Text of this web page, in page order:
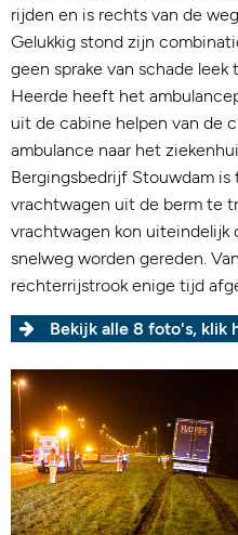
rijden en is rechts van de
Gelukkig stond zijn
geen sprake van schade leek
Heerde heeft het
uit de cabine helpen van de
ambulance naar het
Bergingsbedrijf Stouwdam is
vrachtwagen uit de berm te
vrachtwagen kon uiteindelijk
snelweg worden gereden.
rechterrijstrook enige tijd
Bekijk alle 8 foto's, klik